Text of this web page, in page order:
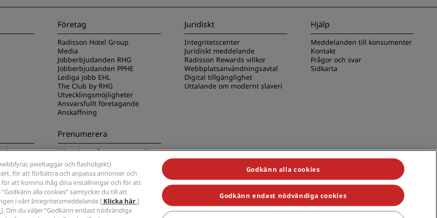
Företag
Radisson Hotel Group
Media
Jobberbjudanden RHG
Jobberbjudanden PPHE
Lediga jobb EHL
The Club by RHG
Utvecklingsmöjligheter
Ansvarsfullt företagande
Anskaffning
Juridiskt
Integritetscenter
Juridiskt meddelande
Radisson Rewards villkor
Webbplatsanvändningsavtal
Digital tillgänglighet
Uttalande om modernt slaveri
Hjälp
Meddelanden till konsumenter
Kontakt
Frågor och svar
Sidkarta
appen
Prenumerera
Missa inte våra mest populära
erbjudanden
Radisson, Radisson RED, Radisson Blu, Radisson Collection, Radisson Individuals, Park Plaza, Park Inn, Country Inn & Suites, Prize by Radisson,
pixeltaggar och flashobjekt)
för att förbättra och anpassa annonser och
att komma ihåg dina inställningar och för att
alla cookies” samtycker du till att
i vårt Integritetsmeddelande [ Klicka här]
]. Om du väljer ”Godkänn endast nödvändiga
Godkänn alla cookies
Godkänn endast nödvändiga cookies